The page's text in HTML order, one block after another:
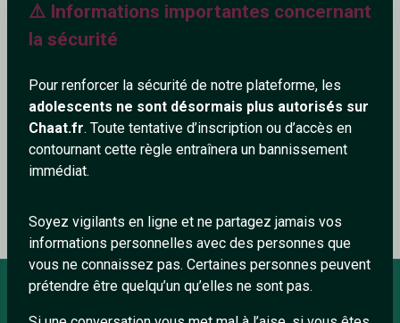
⚠️ Informations importantes concernant
la sécurité
Pour renforcer la sécurité de notre plateforme, les
adolescents ne sont désormais plus autorisés sur
Chaat.fr. Toute tentative d’inscription ou d’accès en
contournant cette règle entraînera un bannissement
immédiat.
Soyez vigilants en ligne et ne partagez jamais vos
informations personnelles avec des personnes que
vous ne connaissez pas. Certaines personnes peuvent
prétendre être quelqu’un qu’elles ne sont pas.
483+
Ajouter un commentaire (0) Tchatter
Le profil n'a pas encore de commentaire.